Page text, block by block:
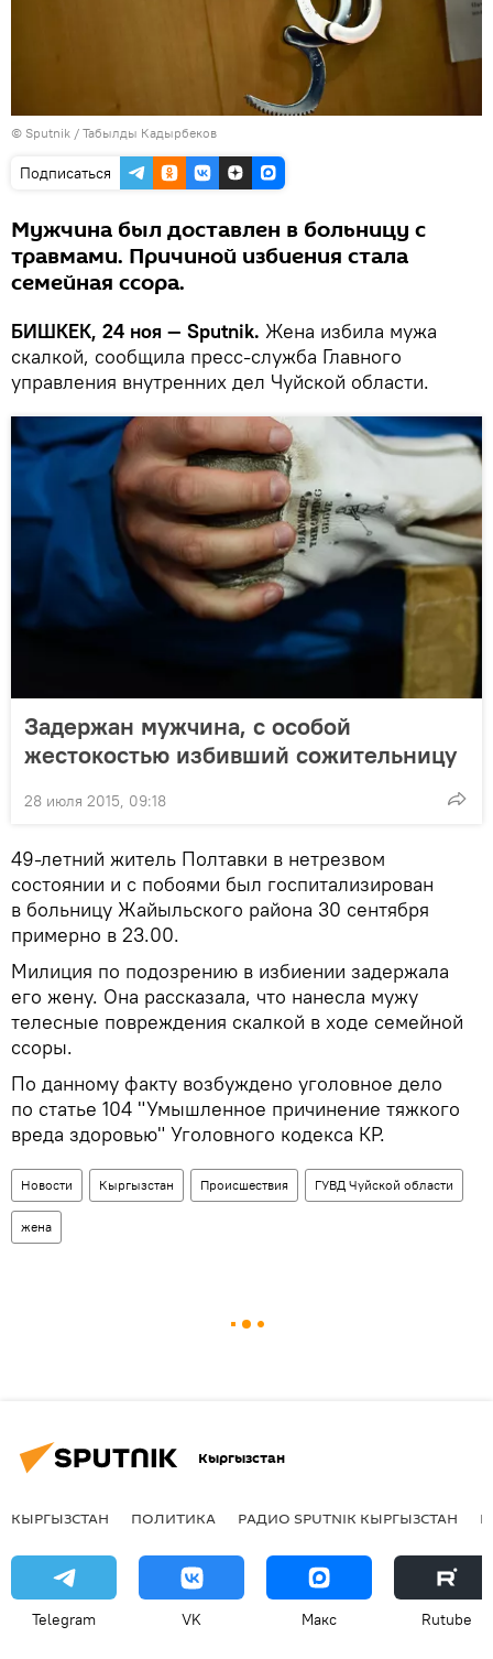
© Sputnik / Табылды Кадырбеков
Подписаться
Мужчина был доставлен в больницу с
травмами. Причиной избиения стала
семейная ссора.
БИШКЕК, 24 ноя — Sputnik. Жена избила мужа
скалкой, сообщила пресс-служба Главного
управления внутренних дел Чуйской области.
Задержан мужчина, с особой
жестокостью избивший сожительницу
28 июля 2015, 09:18
49-летний житель Полтавки в нетрезвом
состоянии и с побоями был госпитализирован
в больницу Жайыльского района 30 сентября
примерно в 23.00.
Милиция по подозрению в избиении задержала
его жену. Она рассказала, что нанесла мужу
телесные повреждения скалкой в ходе семейной
ссоры.
По данному факту возбуждено уголовное дело
по статье 104 "Умышленное причинение тяжкого
вреда здоровью" Уголовного кодекса КР.
Новости Кыргызстан Происшествия ГУВД Чуйской области
жена
Кыргызстан
КЫРГЫЗСТАН ПОЛИТИКА РАДИО SPUTNIK КЫРГЫЗСТАН
Telegram VK Макс Rutube